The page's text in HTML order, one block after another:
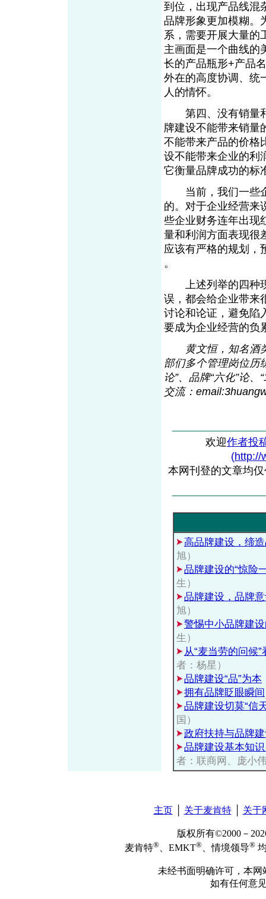
到位，出现产品线混
品牌形象更加模糊。
系，需要开展大量的
主画面是一个曲线的
长的产品瓶形+产品
外在的高度协调、
人的情怀。
第四、没有销量和
牌建设不能带来销量
不能带来产品的价格
设不能带来企业的利
它衡量品牌成功的标
当前，我们一些企
的。对于企业经营来
些企业财务连年出现
量和利润方面表现很
应该有严格的规划，
。
上述列举的四种现
误，都会给企业带来
讨论和论证，避免陷
要成为企业经营的负
黄文恒，知名酒
部们多个管理岗位历
论”、品牌“六化”论
交流：
欢迎作者投
(http://
本网刊登的文章均
高品牌建设，缔
旭）
品牌建设的“惊险
生）
品牌建设，品牌
旭）
警惕中小品牌建
生）
从“麦当劳的问候
者：杨星）
品牌建设“品”为本
拥有品牌眨眼瞬间
品牌建设切莫“信
国）
政府扶持与品牌
品牌建设基本知
者：联商网、庞小
主页│ 关于麦肯特│ 关于
版权所有©2000－
麦肯特® 、EMKT® 、情境领导®
未经书面明确许可，本
如有任何意